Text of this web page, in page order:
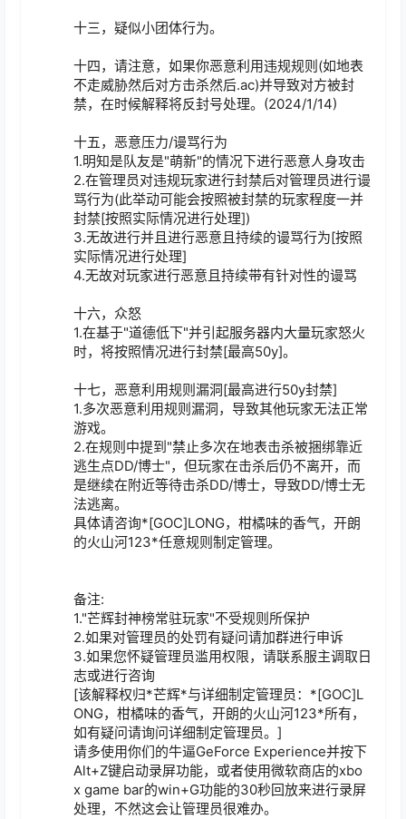
十三，疑似小团体行为。
十四，请注意，如果你恶意利用违规规则(如地表
不走威胁然后对方击杀然后.ac)并导致对方被封
禁，在时候解释将反封号处理。(2024/1/14)
十五，恶意压力/谩骂行为
1.明知是队友是"萌新"的情况下进行恶意人身攻击
2.在管理员对违规玩家进行封禁后对管理员进行谩
骂行为(此举动可能会按照被封禁的玩家程度一并
封禁[按照实际情况进行处理])
3.无故进行并且进行恶意且持续的谩骂行为[按照
实际情况进行处理]
4.无故对玩家进行恶意且持续带有针对性的谩骂
十六，众怒
1.在基于"道德低下"并引起服务器内大量玩家怒火
时，将按照情况进行封禁[最高50y]。
十七，恶意利用规则漏洞[最高进行50y封禁]
1.多次恶意利用规则漏洞，导致其他玩家无法正常
游戏。
2.在规则中提到"禁止多次在地表击杀被捆绑靠近
逃生点DD/博士"，但玩家在击杀后仍不离开，而
是继续在附近等待击杀DD/博士，导致DD/博士无
法逃离。
具体请咨询*[GOC]LONG，柑橘味的香气，开朗
的火山河123*任意规则制定管理。
备注:
1."芒辉封神榜常驻玩家"不受规则所保护
2.如果对管理员的处罚有疑问请加群进行申诉
3.如果您怀疑管理员滥用权限，请联系服主调取日
志或进行咨询
[该解释权归*芒辉*与详细制定管理员：*[GOC]L
ONG，柑橘味的香气，开朗的火山河123*所有，
如有疑问请询问详细制定管理员。]
请多使用你们的牛逼GeForce Experience并按下
Alt+Z键启动录屏功能，或者使用微软商店的xbo
x game bar的win+G功能的30秒回放来进行录屏
处理，不然这会让管理员很难办。